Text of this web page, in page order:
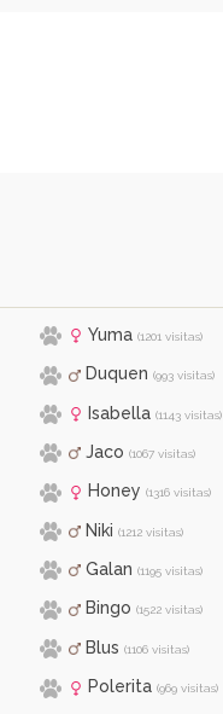
Yuma (1201 visitas)
Duquen (993 visitas)
Isabella (1143 visitas)
Jaco (1067 visitas)
Honey (1316 visitas)
Niki (1212 visitas)
Galan (1195 visitas)
Bingo (1522 visitas)
Blus (1106 visitas)
Polerita (969 visitas)